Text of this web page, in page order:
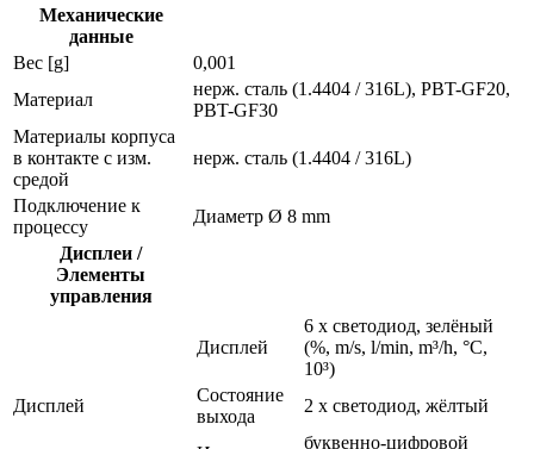
Механические
данные
Вес [g]
0,001
Материал
нерж. сталь (1.4404 / 316L), PBT-GF20,
PBT-GF30
Материалы корпуса
в контакте с изм.
средой
нерж. сталь (1.4404 / 316L)
Подключение к
процессу
Диаметр Ø 8 mm
Дисплеи /
Элементы
управления
Дисплей
Дисплей
6 x светодиод, зелёный
(%, m/s, l/min, m³/h, °C,
10³)
Состояние
выхода
2 x светодиод, жёлтый
буквенно-цифровой